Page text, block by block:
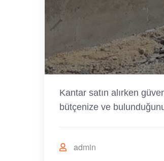
Kantar satın alırken
bütçenize ve
admin